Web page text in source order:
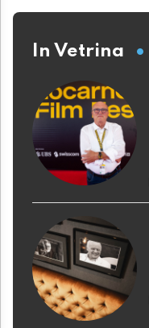
In Vetrina